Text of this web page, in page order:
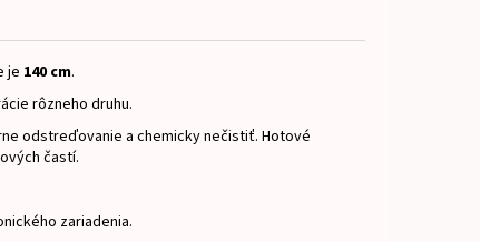
je 140 cm.
rôzneho druhu.
odstreďovanie a chemicky nečistiť. Hotové
častí.
zariadenia.